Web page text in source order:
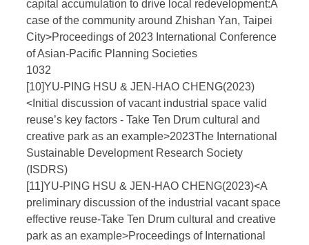
capital accumulation to drive local redevelopment:A
case of the community around Zhishan Yan, Taipei
City>Proceedings of 2023 International Conference
of Asian-Pacific Planning Societies
1032
[10]YU-PING HSU & JEN-HAO CHENG(2023)
<Initial discussion of vacant industrial space valid
reuse’s key factors - Take Ten Drum cultural and
creative park as an example>2023The International
Sustainable Development Research Society
(ISDRS)
[11]YU-PING HSU & JEN-HAO CHENG(2023)<A
preliminary discussion of the industrial vacant space
effective reuse-Take Ten Drum cultural and creative
park as an example>Proceedings of International